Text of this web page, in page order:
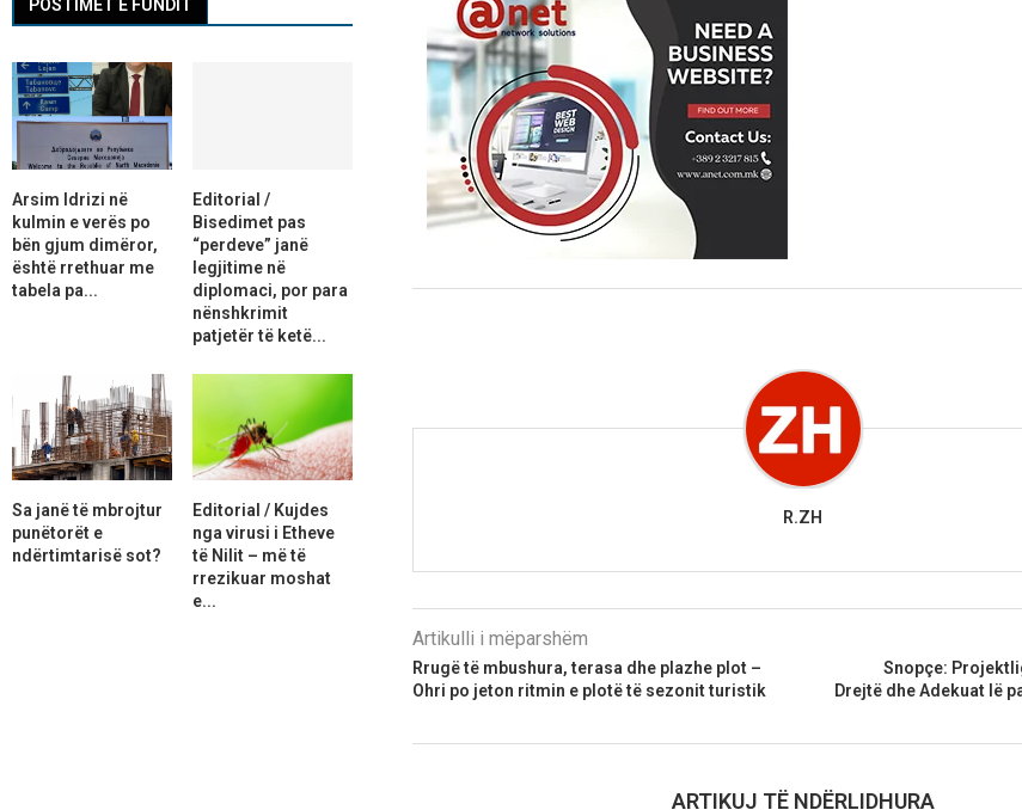
R.ZH
Artikulli i mëparshëm
Rrugë të mbushura, terasa dhe plazhe plot –
Ohri po jeton ritmin e plotë të sezonit turistik
Snopçe:
Drejtë dhe Adekuat lë
ARTIKUJ TË NDËRLIDHURA
POSTIMET E FUNDIT
Arsim Idrizi në
kulmin e verës po
bën gjum dimëror,
është rrethuar me
tabela pa...
Editorial /
Bisedimet pas
“perdeve” janë
legjitime në
diplomaci, por para
nënshkrimit
patjetër të ketë...
Sa janë të mbrojtur
punëtorët e
ndërtimtarisë sot?
Editorial / Kujdes
nga virusi i Etheve
të Nilit – më të
rrezikuar moshat
e...